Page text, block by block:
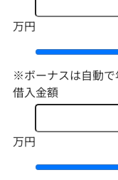
万円
※ボーナスは自動で
借入金額
万円